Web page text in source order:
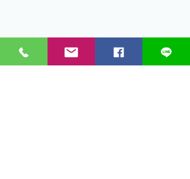
自分のことを伝える方法は一つではありませ
ん。迷ったら人から言われた言葉をそのまま